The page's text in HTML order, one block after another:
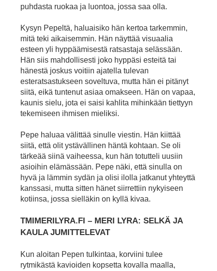
puhdasta ruokaa ja luontoa, jossa saa olla.
Kysyn Pepeltä, haluaisiko hän kertoa tarkemmin,
mitä teki aikaisemmin. Hän näyttää visuaalia
esteen yli hyppäämisestä ratsastaja selässään.
Hän siis mahdollisesti joko hyppäsi esteitä tai
hänestä joskus voitiin ajatella tulevan
esteratsastukseen soveltuva, mutta hän ei pitänyt
siitä, eikä tuntenut asiaa omakseen. Hän on vapaa,
kaunis sielu, jota ei saisi kahlita mihinkään tiettyyn
tekemiseen ihmisen mieliksi.
Pepe haluaa välittää sinulle viestin. Hän kiittää
siitä, että olit ystävällinen häntä kohtaan. Se oli
tärkeää siinä vaiheessa, kun hän totutteli uusiin
asioihin elämässään. Pepe näki, että sinulla on
hyvä ja lämmin sydän ja olisi ilolla jatkanut yhteyttä
kanssasi, mutta sitten hänet siirrettiin nykyiseen
kotiinsa, jossa sielläkin on kyllä kivaa.
TMIMERILYRA.FI – MERI LYRA: SELKÄ JA
KAULA JUMITTELEVAT
Kun aloitan Pepen tulkintaa, korviini tulee
rytmikästä kavioiden kopsetta kovalla maalla,